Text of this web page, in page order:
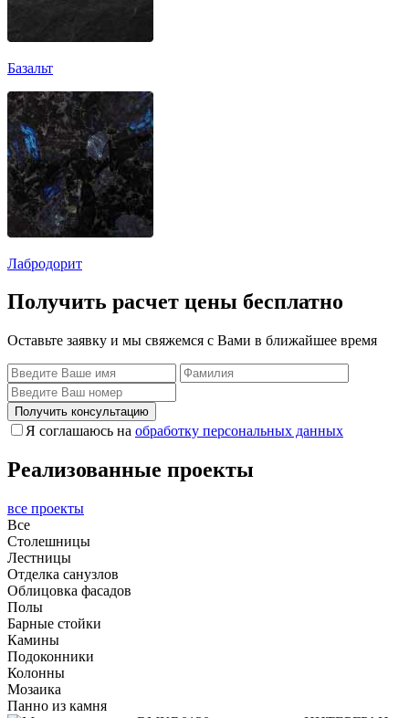
Базальт
Лабродорит
Получить расчет цены бесплатно
Оставьте заявку и мы свяжемся с Вами в ближайшее время
Получить консультацию
Я соглашаюсь на обработку персональных данных
Реализованные проекты
все проекты
Все
Столешницы
Лестницы
Отделка санузлов
Облицовка фасадов
Полы
Барные стойки
Камины
Подоконники
Колонны
Мозаика
Панно из камня